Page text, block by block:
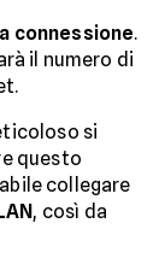
connessione.
il numero di
si
questo
collegare
, così da